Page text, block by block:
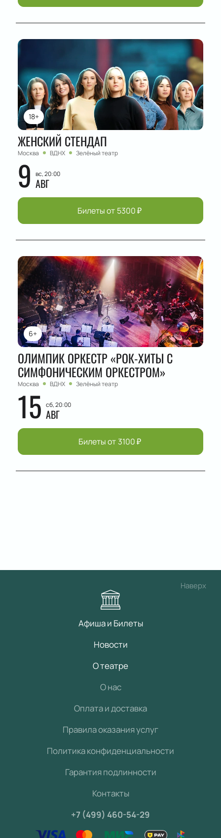
18+
ЖЕНСКИЙ СТЕНДАП
Москва ВДНХ Зелёный театр
9 вс, 20:00
АВГ
Билеты от 5300₽
6+
ОЛИМПИК ОРКЕСТР «РОК-ХИТЫ С
СИМФОНИЧЕСКИМ ОРКЕСТРОМ»
Москва ВДНХ Зелёный театр
15 сб, 20:00
АВГ
Билеты от 3100₽
Наверх
Афиша и Билеты
Новости
О театре
О нас
Оплата и доставка
Правила оказания услуг
Политика конфиденциальности
Гарантия подлинности
Контакты
+7 (499) 460-54-29